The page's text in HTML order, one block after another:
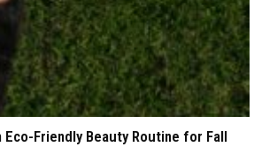
Eco-Friendly Beauty Routine for Fall